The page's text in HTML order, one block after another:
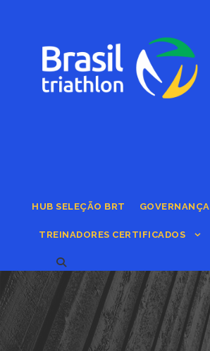
HUB SELEÇÃO BRT GOVERNANÇA
TREINADORES CERTIFICADOS